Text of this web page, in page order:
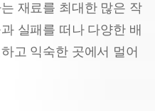
재료를 최대한 많은 작
실패를 떠나 다양한 배
고 익숙한 곳에서 멀어